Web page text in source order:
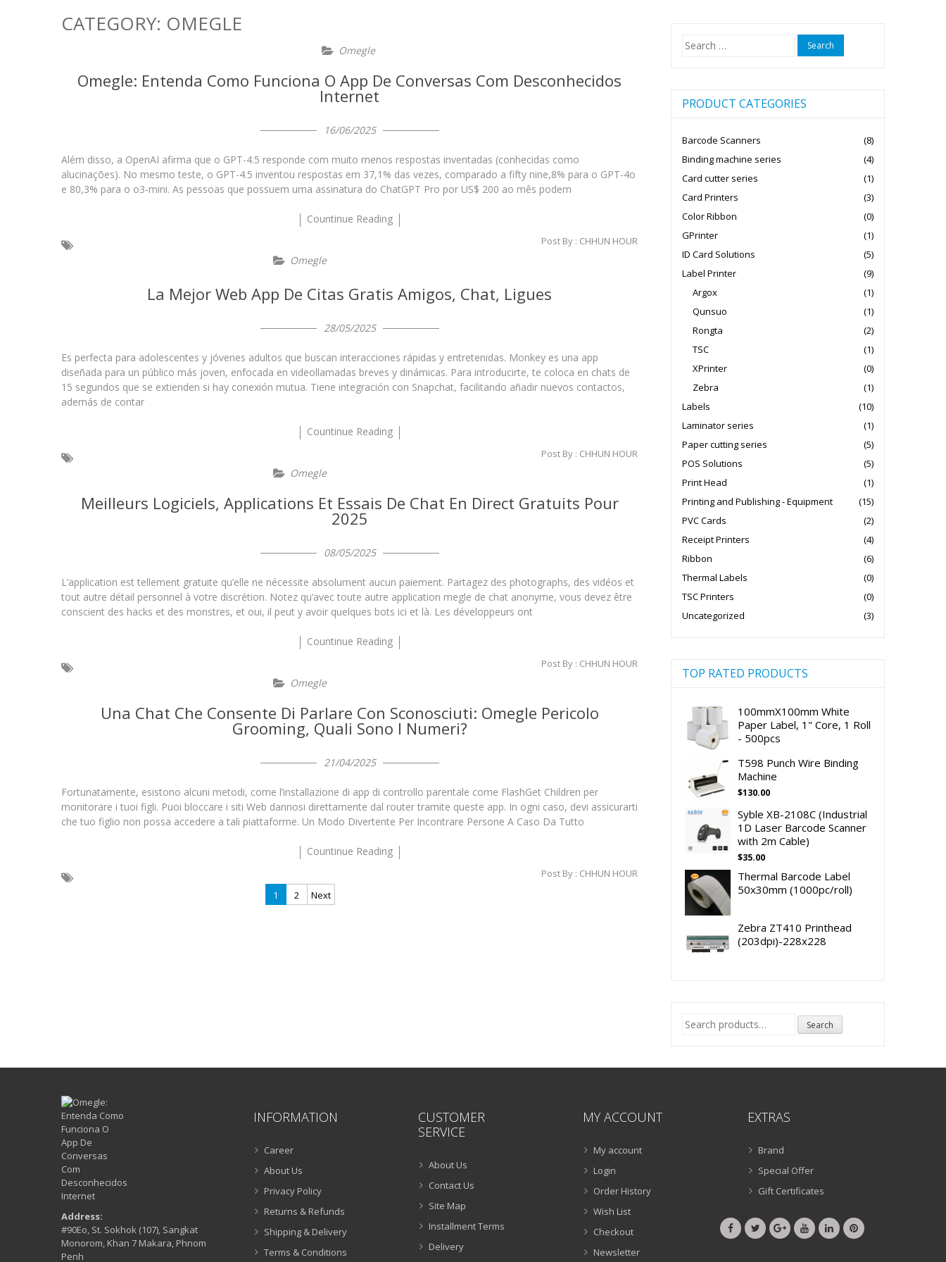
CATEGORY: OMEGLE
Omegle
Omegle: Entenda Como Funciona O App De Conversas Com Desconhecidos
Internet
16/06/2025
Além disso, a OpenAI afirma que o GPT-4.5 responde com muito menos respostas inventadas (conhecidas como
alucinações). No mesmo teste, o GPT-4.5 inventou respostas em 37,1% das vezes, comparado a fifty nine,8% para o GPT-4o
e 80,3% para o o3-mini. As pessoas que possuem uma assinatura do ChatGPT Pro por US$ 200 ao mês podem
Countinue Reading
Post By : CHHUN HOUR
Omegle
La Mejor Web App De Citas Gratis Amigos, Chat, Ligues
28/05/2025
Es perfecta para adolescentes y jóvenes adultos que buscan interacciones rápidas y entretenidas. Monkey es una app
diseñada para un público más joven, enfocada en videollamadas breves y dinámicas. Para introducirte, te coloca en chats de
15 segundos que se extienden si hay conexión mutua. Tiene integración con Snapchat, facilitando añadir nuevos contactos,
además de contar
Countinue Reading
Post By : CHHUN HOUR
Omegle
Meilleurs Logiciels, Applications Et Essais De Chat En Direct Gratuits Pour
2025
08/05/2025
L’application est tellement gratuite qu’elle ne nécessite absolument aucun paiement. Partagez des photographs, des vidéos et
tout autre détail personnel à votre discrétion. Notez qu’avec toute autre application megle de chat anonyme, vous devez être
conscient des hacks et des monstres, et oui, il peut y avoir quelques bots ici et là. Les développeurs ont
Countinue Reading
Post By : CHHUN HOUR
Omegle
Una Chat Che Consente Di Parlare Con Sconosciuti: Omegle Pericolo
Grooming, Quali Sono I Numeri?
21/04/2025
Fortunatamente, esistono alcuni metodi, come l’installazione di app di controllo parentale come FlashGet Children per
monitorare i tuoi figli. Puoi bloccare i siti Web dannosi direttamente dal router tramite queste app. In ogni caso, devi assicurarti
che tuo figlio non possa accedere a tali piattaforme. Un Modo Divertente Per Incontrare Persone A Caso Da Tutto
Countinue Reading
Post By : CHHUN HOUR
1 2 Next
Search
for:
PRODUCT CATEGORIES
Barcode Scanners
(8)
Binding machine series
(4)
Card cutter series
(1)
Card Printers
(3)
Color Ribbon
(0)
GPrinter
(1)
ID Card Solutions
(5)
Label Printer
(9)
Argox
(1)
Qunsuo
(1)
Rongta
(2)
TSC
(1)
XPrinter
(0)
Zebra
(1)
Labels
(10)
Laminator series
(1)
Paper cutting series
(5)
POS Solutions
(5)
Print Head
(1)
Printing and Publishing - Equipment
(15)
PVC Cards
(2)
Receipt Printers
(4)
Ribbon
(6)
Thermal Labels
(0)
TSC Printers
(0)
Uncategorized
(3)
TOP RATED PRODUCTS
100mmX100mm White
Paper Label, 1" Core, 1 Roll
- 500pcs
T598 Punch Wire Binding
Machine
$130.00
Syble XB-2108C (Industrial
1D Laser Barcode Scanner
with 2m Cable)
$35.00
Thermal Barcode Label
50x30mm (1000pc/roll)
Zebra ZT410 Printhead
(203dpi)-228x228
Search
for:
Search
Address:
#90Eo, St. Sokhok (107), Sangkat
Monorom, Khan 7 Makara, Phnom
Penh
INFORMATION
Career
About Us
Privacy Policy
Returns & Refunds
Shipping & Delivery
Terms & Conditions
CUSTOMER
SERVICE
About Us
Contact Us
Site Map
Installment Terms
Delivery
MY ACCOUNT
My account
Login
Order History
Wish List
Checkout
Newsletter
EXTRAS
Brand
Special Offer
Gift Certificates